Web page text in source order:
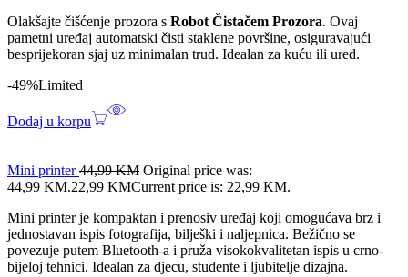
Olakšajte čišćenje prozora s Robot Čistačem Prozora. Ovaj
pametni uređaj automatski čisti staklene površine, osiguravajući
besprijekoran sjaj uz minimalan trud. Idealan za kuću ili ured.
-49%Limited
Dodaj u korpu
Mini printer44,99KM Original price was:
44,99 KM.22,99 KMCurrent price is: 22,99 KM.
Mini printer je kompaktan i prenosiv uređaj koji omogućava brz i
jednostavan ispis fotografija, bilješki i naljepnica. Bežično se
povezuje putem Bluetooth-a i pruža visokokvalitetan ispis u crno-
bijeloj tehnici. Idealan za djecu, studente i ljubitelje dizajna.